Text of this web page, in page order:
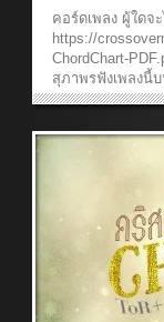
กุลDrums : วีร
เวชสุภาพร
Guitar Solo : วินั
ทรัพย์, เรืองกิจ
ฐานันท์ ไทยเจริญ
นทร์​ สุภัครพงษ์กุ
เงินSpecial
กุล
https://
https://
https://
คอร์ดเพลง ผู้ใดจ
https://
ChordChart-
สุภาพรฟังเพลงนี้
https://
https://
ล้าน ไม่เคยจะไ
หนทางก้าวไป ไ
ที่นำความรักไป
เข้าใจว่า (เพร
ทรมานเพื่อให้ชี
… ผู้ใดจะไปกับเ
กุลPiano : ศักดิ์
กุลKeyboards :
ภัครพงษ์กุล